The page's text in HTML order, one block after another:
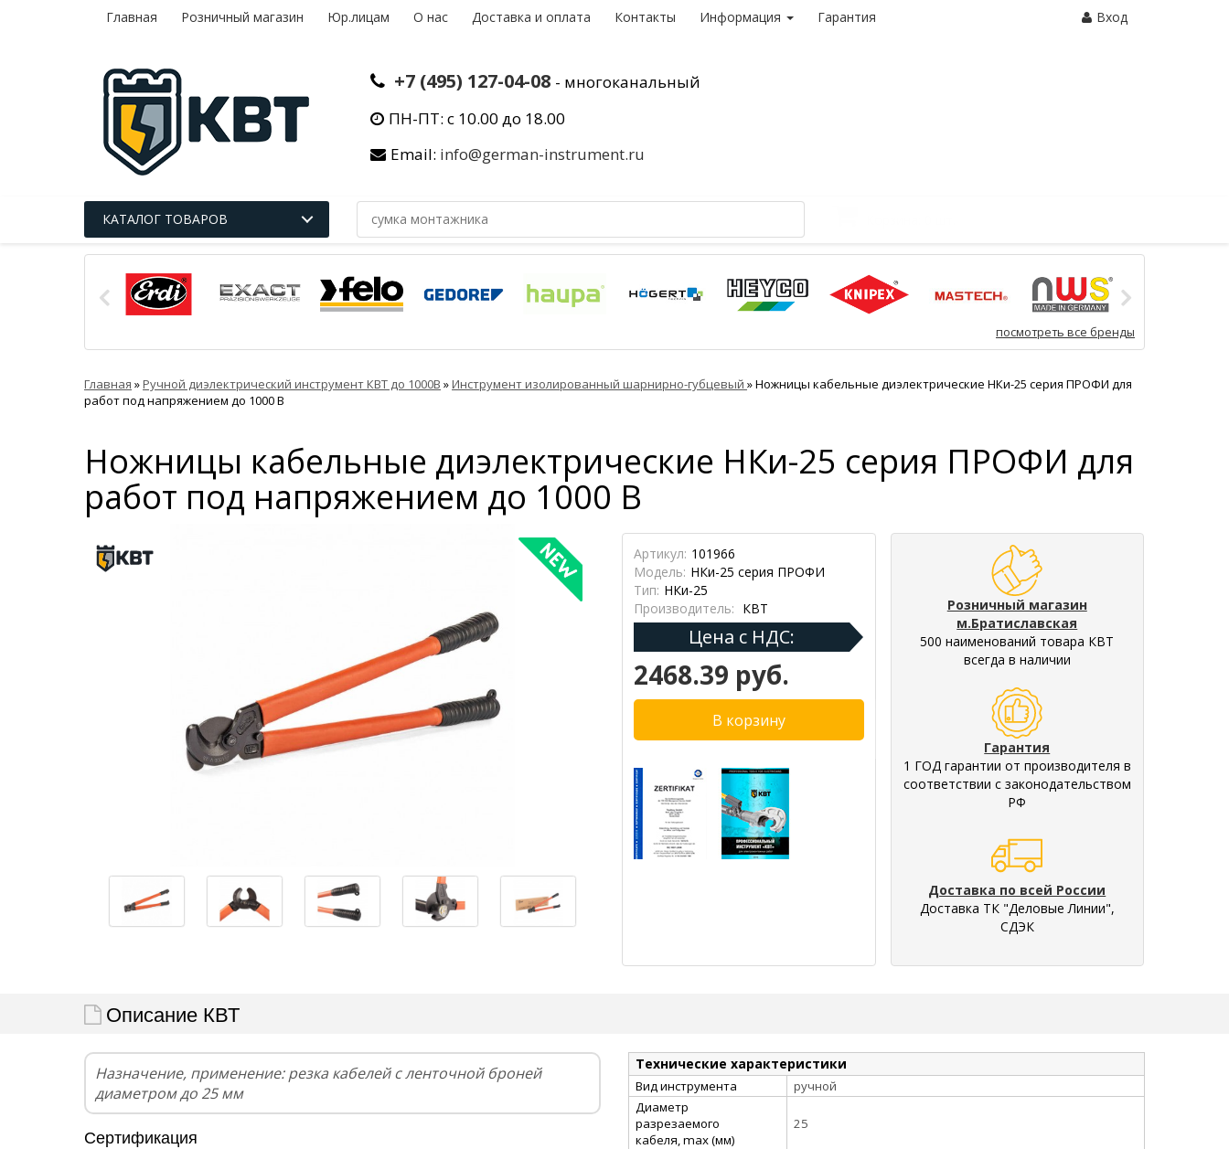
Главная Розничный магазин Юр.лицам О нас Доставка и оплата Контакты Информация Гарантия Вход
+7 (495) 127-04-08 - многоканальный
ПН-ПТ: с 10.00 до 18.00
Email: info@german-instrument.ru
КАТАЛОГ ТОВАРОВ
посмотреть все бренды
Главная »Ручной диэлектрический инструмент КВТ до 1000В »Инструмент изолированный шарнирно-губцевый »Ножницы кабельные диэлектрические НКи-25 серия ПРОФИ для
работ под напряжением до 1000 В
Ножницы кабельные диэлектрические НКи-25 серия ПРОФИ для
работ под напряжением до 1000 В
Артикул: 101966
Модель: НКи-25 серия ПРОФИ
Тип: НКи-25
Производитель: КВТ
Цена с НДС:
2468.39 руб.
Розничный магазин
м.Братиславская
500 наименований товара КВТ
всегда в наличии
Гарантия
1 ГОД гарантии от производителя в
соответствии с законодательством
РФ
Доставка по всей России
Доставка ТК "Деловые Линии",
СДЭК
Описание КВТ
Назначение, применение: резка кабелей с ленточной броней
диаметром до 25 мм
Сертификация
Технические характеристики
Вид инструмента
ручной
Диаметр
разрезаемого
кабеля, max (мм)
25